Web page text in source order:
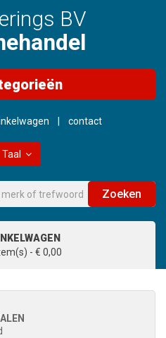
BV
contact
Taal
Zoeken
- € 0,00